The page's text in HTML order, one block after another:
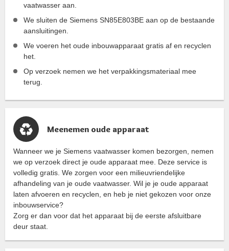
vaatwasser aan.
We sluiten de Siemens SN85E803BE aan op de bestaande
aansluitingen.
We voeren het oude inbouwapparaat gratis af en recyclen
het.
Op verzoek nemen we het verpakkingsmateriaal mee
terug.
Meenemen oude apparaat
Wanneer we je Siemens vaatwasser komen bezorgen, nemen
we op verzoek direct je oude apparaat mee. Deze service is
volledig gratis. We zorgen voor een milieuvriendelijke
afhandeling van je oude vaatwasser. Wil je je oude apparaat
laten afvoeren en recyclen, en heb je niet gekozen voor onze
inbouwservice?
Zorg er dan voor dat het apparaat bij de eerste afsluitbare
deur staat.